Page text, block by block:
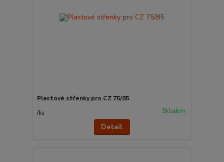
Plastové střenky pro CZ 75/85
/ks Skladem
Detail